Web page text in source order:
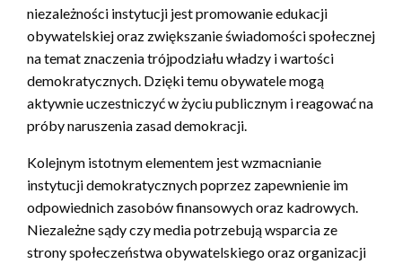
niezależności instytucji jest promowanie edukacji
obywatelskiej oraz zwiększanie świadomości społecznej
na temat znaczenia trójpodziału władzy i wartości
demokratycznych. Dzięki temu obywatele mogą
aktywnie uczestniczyć w życiu publicznym i reagować na
próby naruszenia zasad demokracji.
Kolejnym istotnym elementem jest wzmacnianie
instytucji demokratycznych poprzez zapewnienie im
odpowiednich zasobów finansowych oraz kadrowych.
Niezależne sądy czy media potrzebują wsparcia ze
strony społeczeństwa obywatelskiego oraz organizacji